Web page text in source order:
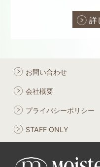
詳
お問い合わせ
会社概要
プライバシーポリシー
STAFF ONLY